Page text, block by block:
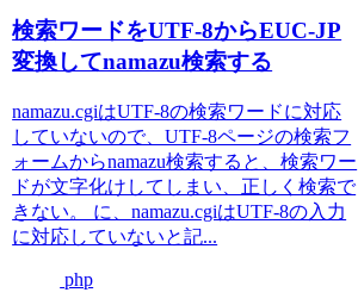
検索ワードをUTF-8からEUC-JP
変換してnamazu検索する
namazu.cgiはUTF-8の検索ワードに対応
していないので、UTF-8ページの検索フ
ォームからnamazu検索すると、検索ワー
ドが文字化けしてしまい、正しく検索で
きない。 に、namazu.cgiはUTF-8の入力
に対応していないと記...
php